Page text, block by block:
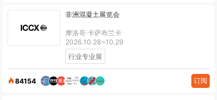
非洲混凝土展览会
摩洛哥·卡萨布兰卡
2026.10.28~10.29
行业专业展
84154 订阅